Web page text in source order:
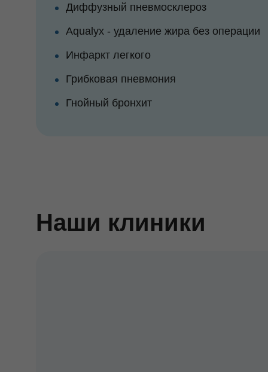
Диффузный пневмосклероз
Aqualyx - удаление жира без операции
Инфаркт легкого
Грибковая пневмония
Гнойный бронхит
Наши клиники